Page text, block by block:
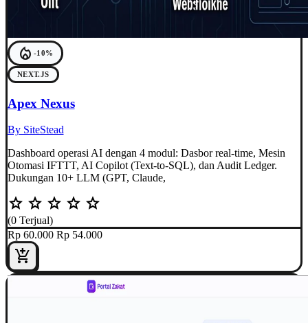
local_fire_department -10%
NEXT.JS
Apex Nexus
By SiteStead
Dashboard operasi AI dengan 4 modul: Dasbor real-time, Mesin
Otomasi IFTTT, AI Copilot (Text-to-SQL), dan Audit Ledger.
Dukungan 10+ LLM (GPT, Claude,
star star star star star
(0 Terjual)
Rp 60.000 Rp 54.000
add_shopping_cart